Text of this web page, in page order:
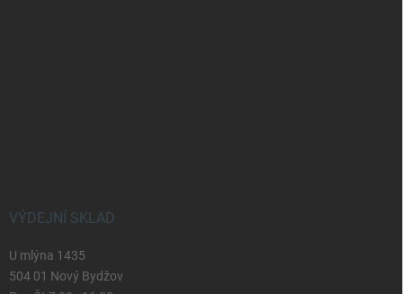
VÝDEJNÍ SKLAD
U mlýna 1435
504 01 Nový Bydžov